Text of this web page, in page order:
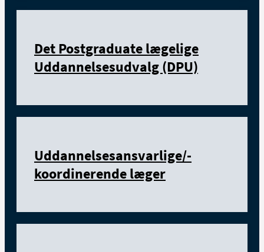
Det Postgraduate lægelige
Uddannelsesudvalg (DPU)
Uddannelsesansvarlige/-
koordinerende læger